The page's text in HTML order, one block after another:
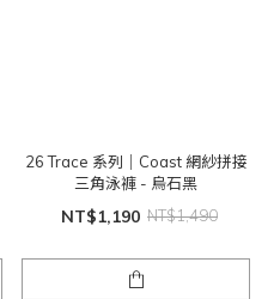
26 Trace 系列｜Coast 網紗拼接
三角泳褲 - 烏石黑
NT$1,190 NT$1,490